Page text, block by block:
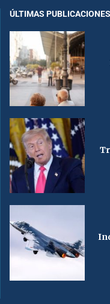
ÚLTIMAS PUBLICACIONES